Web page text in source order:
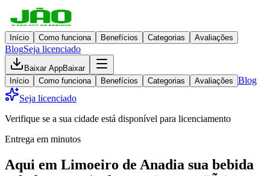
Início Como funciona Benefícios Categorias Avaliações
BlogSeja licenciado
Baixar AppBaixar
Início
Como funciona Benefícios Categorias Avaliações Blog
Seja licenciado
Verifique se a sua cidade está disponível para licenciamento
Entrega em minutos
Aqui em Limoeiro de Anadia sua bebida